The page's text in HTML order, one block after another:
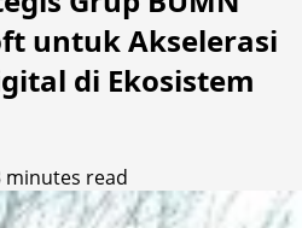
untuk Akselerasi
di Ekosistem
minutes read